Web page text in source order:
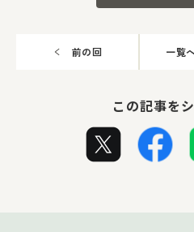
前の回 一覧
この記事を